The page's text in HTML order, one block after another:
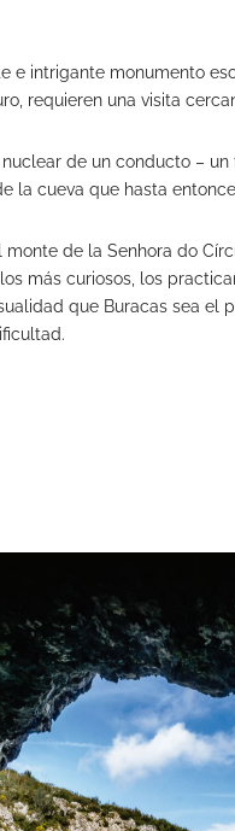
e intrigante monumento
requieren una visita
de un conducto –
la cueva que hasta
de la Senhora do
más curiosos, los
que Buracas sea